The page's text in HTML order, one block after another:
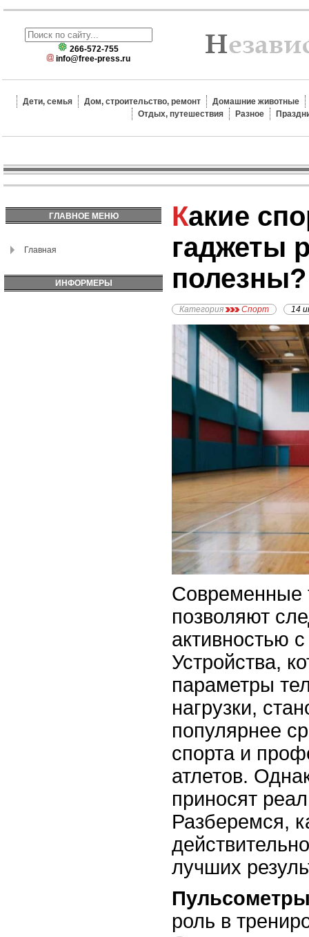
266-572-755
info@free-press.ru
Дети, семья Дом, строительство, ремонт
Домашние животные
Отдых, путешествия
Разное
ГЛАВНОЕ МЕНЮ
Главная
ИНФОРМЕРЫ
Какие спортивные
гаджеты
полезны?
Категория Спорт 14
Современные
позволяют
активностью
Устройства,
параметры
нагрузки,
популярнее
спорта и
атлетов.
приносят
Разберемся,
лучших
роль в